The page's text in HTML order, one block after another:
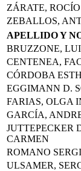
ZÁRATE,
ZEBALLOS,
APELLIDO Y
BRUZZONE,
CENTENEA,
CÓRDOBA
EGGIMANN D.
FARIAS, OLGA
GARCÍA,
JUTTEPECKER
CARMEN
ROMANO
ULSAMER,